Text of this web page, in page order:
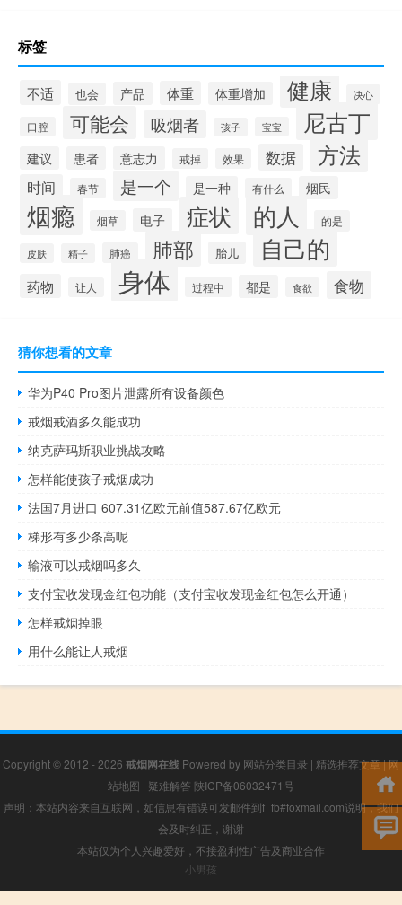
标签
不适 也会 产品 体重 体重增加 健康 决心
口腔 可能会 吸烟者 孩子 宝宝 尼古丁
建议 患者 意志力 戒掉 效果 数据 方法
时间 春节 是一个 是一种 有什么 烟民
烟瘾 烟草 电子 症状 的人 的是
皮肤 精子 肺癌 肺部 胎儿 自己的
药物 让人 身体 过程中 都是 食欲 食物
猜你想看的文章
华为P40 Pro图片泄露所有设备颜色
戒烟戒酒多久能成功
纳克萨玛斯职业挑战攻略
怎样能使孩子戒烟成功
法国7月进口 607.31亿欧元前值587.67亿欧元
梯形有多少条高呢
输液可以戒烟吗多久
支付宝收发现金红包功能（支付宝收发现金红包怎么开通）
怎样戒烟掉眼
用什么能让人戒烟
Copyright © 2012 - 2026 戒烟网在线 Powered by 网站分类目录 | 精选推荐文章|网
站地图 | 疑难解答 陕ICP备06032471号
声明：本站内容来自互联网，如信息有错误可发邮件到f_fb#foxmail.com说明，我们
会及时纠正，谢谢
本站仅为个人兴趣爱好，不接盈利性广告及商业合作
小男孩